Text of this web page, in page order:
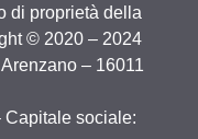
di proprietà della
© 2020 – 2024
– 16011
Capitale sociale: